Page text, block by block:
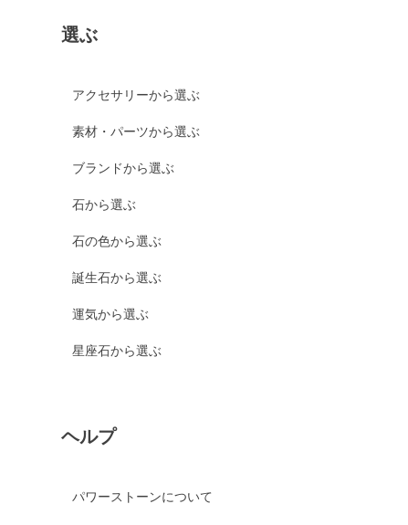
選ぶ
アクセサリーから選ぶ
素材・パーツから選ぶ
ブランドから選ぶ
石から選ぶ
石の色から選ぶ
誕生石から選ぶ
運気から選ぶ
星座石から選ぶ
ヘルプ
パワーストーンについて